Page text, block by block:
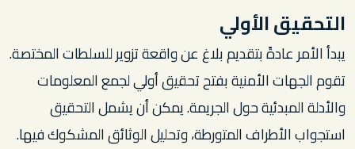
التحقيق الأولي
يبدأ الأمر عادةً بتقديم بلاغ عن واقعة تزوير للسلطات المختصة.
تقوم الجهات الأمنية بفتح تحقيق أولي لجمع المعلومات
والأدلة المبدئية حول الجريمة. يمكن أن يشمل التحقيق
استجواب الأطراف المتورطة، وتحليل الوثائق المشكوك فيها.